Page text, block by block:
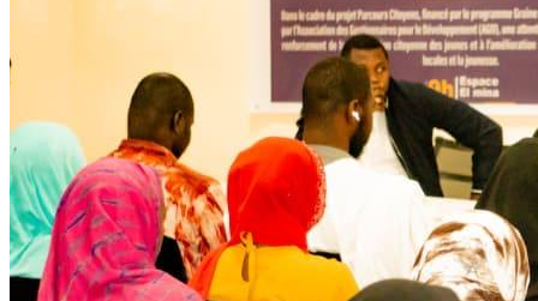
Développent
Ateliers communautaires
Lire la suite